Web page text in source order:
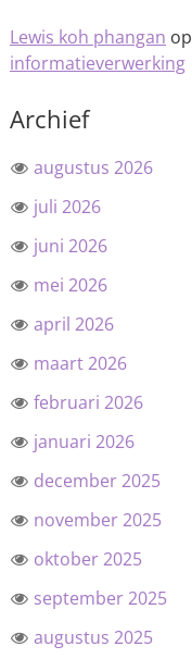
Lewis koh phangan op
informatieverwerking
Archief
augustus 2026
juli 2026
juni 2026
mei 2026
april 2026
maart 2026
februari 2026
januari 2026
december 2025
november 2025
oktober 2025
september 2025
augustus 2025